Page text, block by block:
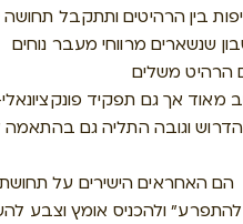
בין הרהיטים ותתקבל
הרהיט משלים
מאוד אך גם תפקיד
וגובה התליה גם בהתאמה
הם האחראים הישירים על
ולהכניס אומץ וצבע